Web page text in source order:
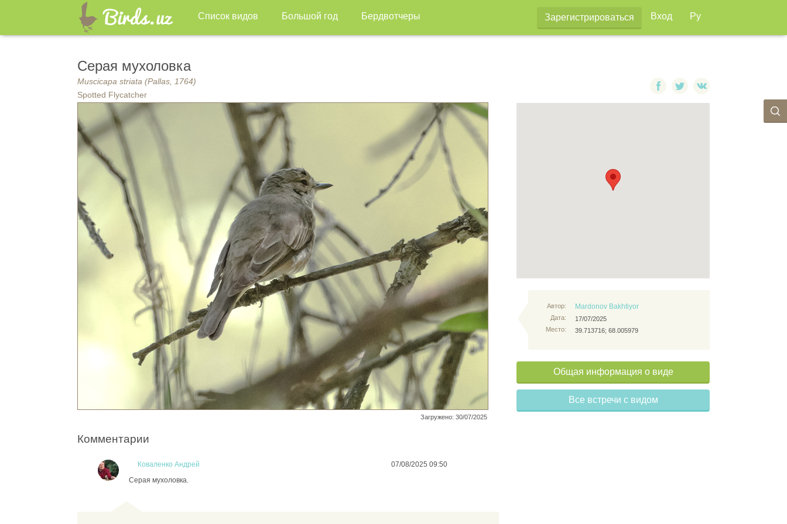
Список видов Большой год Бердвотчеры Зарегистрироваться Вход Ру
Серая мухоловка
Muscicapa striata (Pallas, 1764)
Spotted Flycatcher
Загружено: 30/07/2025
Автор:
Дата:
Место:
Mardonov Bakhtiyor
17/07/2025
39.713716; 68.005979
Общая информация о виде
Все встречи с видом
Комментарии
Коваленко Андрей
07/08/2025 09:50
Серая мухоловка.